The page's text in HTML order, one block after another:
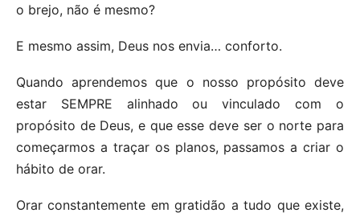
o brejo, não é mesmo?
E mesmo assim, Deus nos envia… conforto.
Quando aprendemos que o nosso propósito deve
estar SEMPRE alinhado ou vinculado com o
propósito de Deus, e que esse deve ser o norte para
começarmos a traçar os planos, passamos a criar o
hábito de orar.
Orar constantemente em gratidão a tudo que existe,